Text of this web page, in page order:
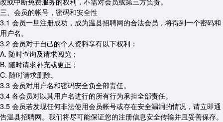
三、会员的帐号，密码和安全性
3.1 会员一旦注册成功，成为温县招聘网的合法会员，将得到一个密码和
用户名。
3.2 会员对于自己的个人资料享有以下权利：
A. 随时查询及请求阅览；
B. 随时请求补充或更正；
C. 随时请求删除。
3.3 会员对用户名和密码安全负全部责任。
3.4 各会员对以其用户名进行的所有行为承担全部责任。
3.5 会员若发现任何非法使用会员帐号或存在安全漏洞的情况，请立即通
告温县招聘网。我们将尽可能保证您的注册信息安全传输并且妥善保存。